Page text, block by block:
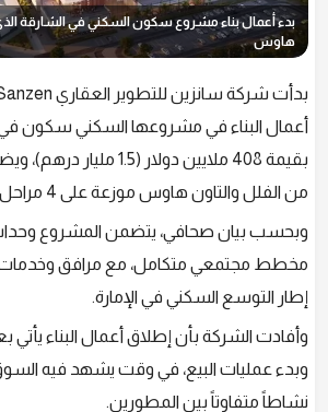
هاوس
أعمال البناء في مشروعها السكني سكون في
من الفلل والتاون هاوس موزعة على 4 مراحل.
وبحسب بيان صحافي، يتضمن المشروع
مخطط مجتمعي متكامل، مع مرافق
إطار التوسع السكني في الإمارة.
وأفادت الشركة بأن إطلاق أعمال البناء
وبدء عمليات البيع، في وقت يشهد فيه
نشاطاً متفاوتاً بين المطورين.